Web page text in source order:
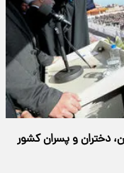
دختران و پسران کشور